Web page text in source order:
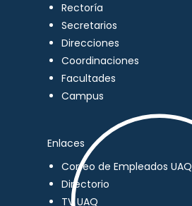
Rectoría
Secretarios
Direcciones
Coordinaciones
Facultades
Campus
Enlaces
Correo de Empleados UAQ
Directorio
TV UAQ